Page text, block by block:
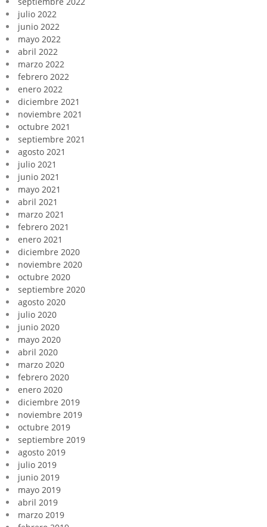
julio 2022
junio 2022
mayo 2022
abril 2022
marzo 2022
febrero 2022
enero 2022
diciembre 2021
noviembre 2021
octubre 2021
septiembre 2021
agosto 2021
julio 2021
junio 2021
mayo 2021
abril 2021
marzo 2021
febrero 2021
enero 2021
diciembre 2020
noviembre 2020
octubre 2020
septiembre 2020
agosto 2020
julio 2020
junio 2020
mayo 2020
abril 2020
marzo 2020
febrero 2020
enero 2020
diciembre 2019
noviembre 2019
octubre 2019
septiembre 2019
agosto 2019
julio 2019
junio 2019
mayo 2019
abril 2019
marzo 2019